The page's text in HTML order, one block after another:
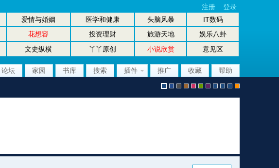
爱情与婚姻 医学和健康 头脑风暴
IT数码
花想容 投资理财 旅游天地
娱乐八卦
文史纵横 丫丫原创 小说欣赏
意见区
注册 登录
论坛 家园 书库 搜索 插件 推广 收藏 帮助
认l r r i r u 坛大坛机